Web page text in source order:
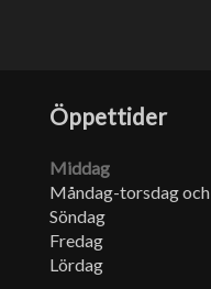
Öppettider
Middag
Måndag-torsdag och
Söndag
Fredag
Lördag